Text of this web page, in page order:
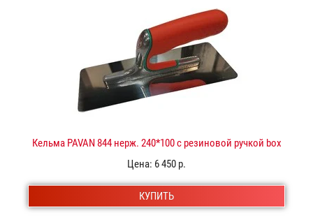
Кельма PAVAN 844 нерж. 240*100 с резиновой ручкой box
"Золото Венеции"
Цена: 6 450 р.
КУПИТЬ